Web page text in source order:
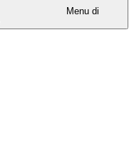
Menu di